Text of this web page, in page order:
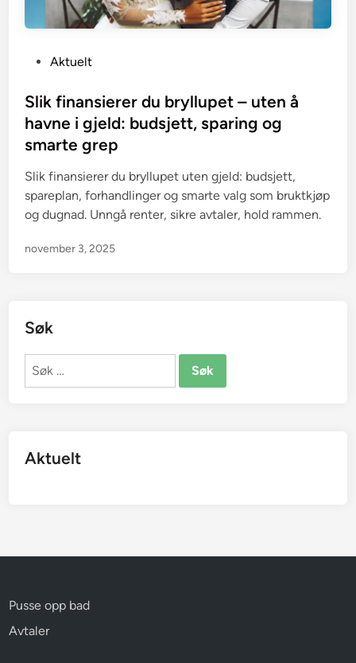
s
t
d
i
n
Aktuelt
Slik finansierer du bryllupet – uten å
havne i gjeld: budsjett, sparing og
smarte grep
Slik finansierer du bryllupet uten gjeld: budsjett,
spareplan, forhandlinger og smarte valg som bruktkjøp
og dugnad. Unngå renter, sikre avtaler, hold rammen.
november 3, 2025
Søk
Søk
Aktuelt
Pusse opp bad
Avtaler